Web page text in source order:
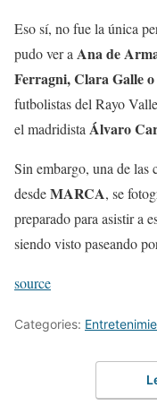
Eso sí, no fue la única
pudo ver a Ana de
Ferragni, Clara Galle
futbolistas del Rayo
el madridista Álvaro
Sin embargo, una de las
desdeMARCA, se
preparado para asistir a
siendo visto paseando
source
Categories: